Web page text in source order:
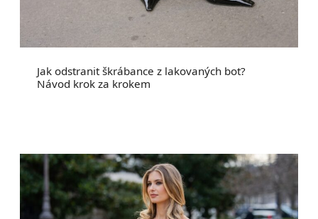
Jak odstranit škrábance z lakovaných bot?
Návod krok za krokem